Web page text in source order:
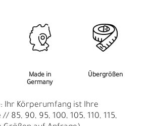
Made in
Germany
Übergrößen
Ihr Körperumfang ist Ihre
85, 90, 95, 100, 105, 110, 115,